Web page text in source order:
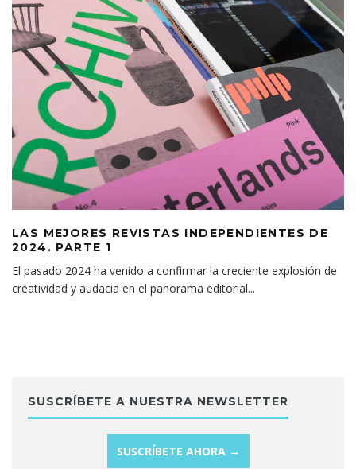
LAS MEJORES REVISTAS INDEPENDIENTES DE
2024. PARTE 1
El pasado 2024 ha venido a confirmar la creciente explosión de
creatividad y audacia en el panorama editorial...
SUSCRÍBETE A NUESTRA NEWSLETTER
SUSCRÍBETE AHORA →